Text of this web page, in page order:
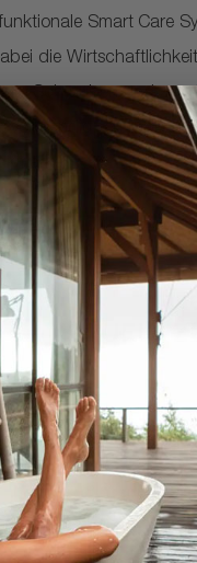
Smart Care
die
Schrauben und
vollständig
HÄUFIG